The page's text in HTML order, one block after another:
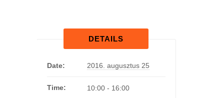
DETAILS
Date: 2016. augusztus 25
Time: 10:00 - 16:00